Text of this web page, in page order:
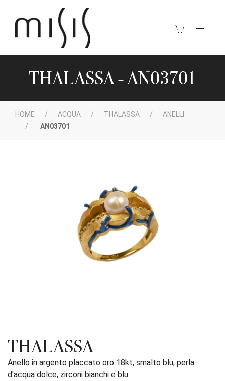
THALASSA - AN03701
HOME ACQUA THALASSA
ANELLI
AN03701
THALASSA
Anello in argento placcato oro 18kt, smalto blu, perla
d'acqua dolce, zirconi bianchi e blu